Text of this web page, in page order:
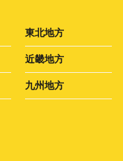
東北地方
近畿地方
九州地方